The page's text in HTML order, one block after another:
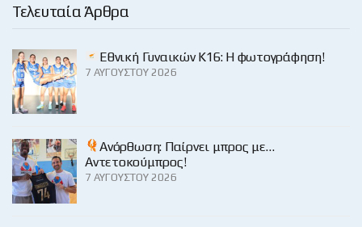
Τελευταία Άρθρα
Εθνική Γυναικών Κ16: Η φωτογράφηση!
7 ΑΥΓΟΎΣΤΟΥ 2026
Ανόρθωση: Παίρνει μπρος με…
Αντετοκούμπρος!
7 ΑΥΓΟΎΣΤΟΥ 2026